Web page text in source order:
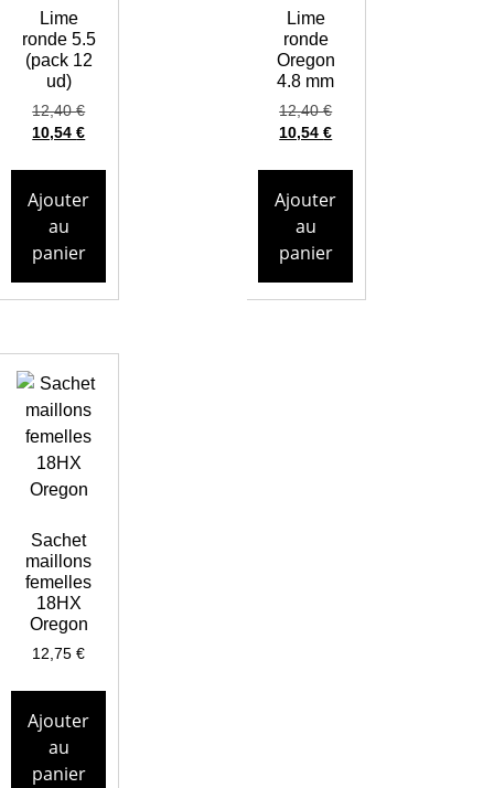
Lime
ronde 5.5
(pack 12
ud)
12,40€
10,54€
Ajouter
au
panier
Lime
ronde
Oregon
4.8 mm
12,40€
10,54€
Ajouter
au
panier
Sachet
maillons
femelles
18HX
Oregon
12,75€
Ajouter
au
panier